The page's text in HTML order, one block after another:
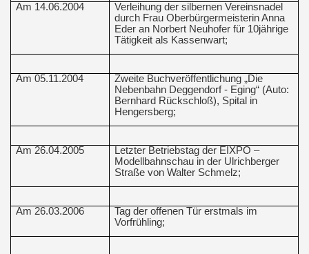
Am 14.06.2004
Verleihung der silbernen Vereinsnadel
durch Frau Oberbürgermeisterin Anna
Eder an Norbert Neuhofer für 10jährige
Tätigkeit als Kassenwart;
Am 05.11.2004
Zweite Buchveröffentlichung „Die
Nebenbahn Deggendorf - Eging“ (Auto:
Bernhard Rückschloß), Spital in
Hengersberg;
Am 26.04.2005
Letzter Betriebstag der EIXPO –
Modellbahnschau in der Ulrichberger
Straße von Walter Schmelz;
Am 26.03.2006
Tag der offenen Tür erstmals im
Vorfrühling;